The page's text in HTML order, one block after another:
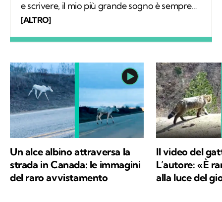
bambino, prima ancora di imparare a leggere
e scrivere, il mio più grande sogno è sempre
stato quello di conoscere tutto sugli animali e
specializzato nello studio degli uccelli sul
campo e, parallelamente, nell'educazione
ambientale. Alla base del mio interesse per le
scienze naturali, oltre a una profonda e
sincera vocazione, c'è la voglia di mettere a
disposizione quello che ho imparato,
provando a comunicare e a trasmettere i
valori in cui credo e per i quali combatto ogni
giorno: la conservazione della natura e la
[ALTRO]
Un alce albino attraversa la
strada in Canada: le immagini
Il video del
L’autore: «È